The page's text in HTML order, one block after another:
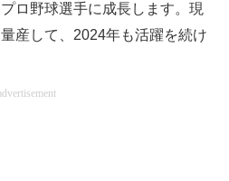
ロ野球選手に成長します。現
産して、2024年も活躍を続け